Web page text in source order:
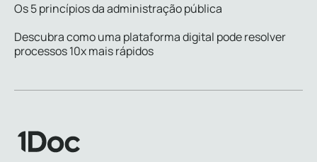
Os 5 princípios da administração pública
Descubra como uma plataforma digital pode resolver
processos 10x mais rápidos